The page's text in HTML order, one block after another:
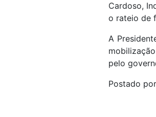
Cardoso,
o rateio de
A
pelo
Postado